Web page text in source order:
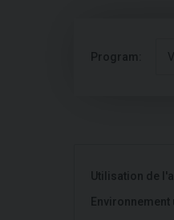
Program:
Utilisation de